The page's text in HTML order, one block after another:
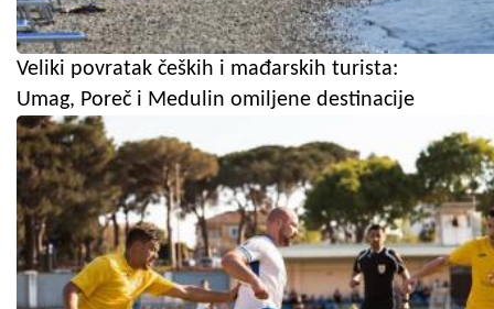
Veliki povratak čeških i mađarskih turista:
Umag, Poreč i Medulin omiljene destinacije